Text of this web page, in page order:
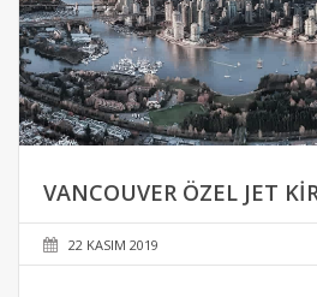
VANCOUVER ÖZEL JET
22 KASIM 2019